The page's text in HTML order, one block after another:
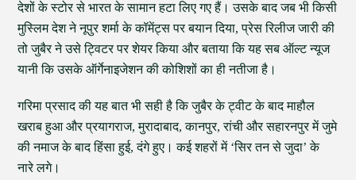
देशों के स्टोर से भारत के सामान हटा लिए गए हैं। उसके बाद जब भी किसी
मुस्लिम देश ने नूपुर शर्मा के कॉमेंट्स पर बयान दिया, प्रेस रिलीज जारी की
तो जुबैर ने उसे ट्विटर पर शेयर किया और बताया कि यह सब ऑल्ट न्यूज
यानी कि उसके ऑर्गेनाइजेशन की कोशिशों का ही नतीजा है।
गरिमा प्रसाद की यह बात भी सही है कि जुबैर के ट्वीट के बाद माहौल
खराब हुआ और प्रयागराज, मुरादाबाद, कानपुर, रांची और सहारनपुर में जुमे
की नमाज के बाद हिंसा हुई, दंगे हुए। कई शहरों में ‘सिर तन से जुदा’ के
नारे लगे।